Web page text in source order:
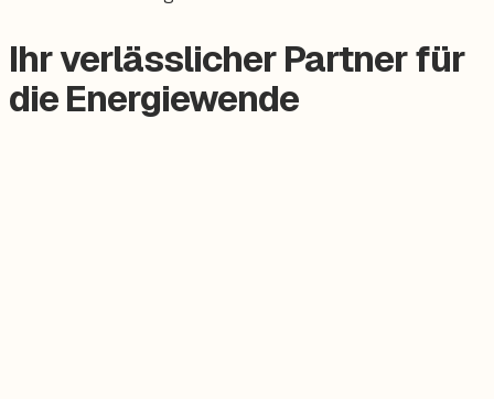
Ihr verlässlicher Partner für
die Energiewende